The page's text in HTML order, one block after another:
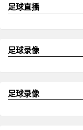
足球直播
足球录像
足球录像